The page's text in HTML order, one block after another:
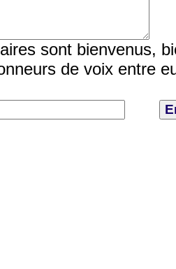
sont bienvenus,
de voix entre